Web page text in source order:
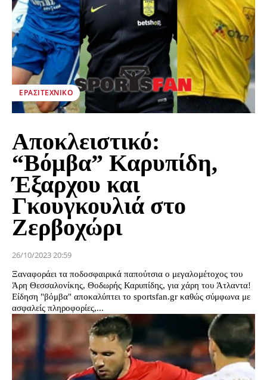
ΕΡΑΣΙΤΕΧΝΙΚΟ
Αποκλειστικό:
“Βόμβα” Καρυπίδη,
Έξαρχου και
Γκουγκουλιά στο
Ζερβοχώρι
26/10/2023 20:59
Ξαναφοράει τα ποδοσφαιρικά παπούτσια ο μεγαλομέτοχος του
Άρη Θεσσαλονίκης, Θοδωρής Καρυπίδης, για χάρη του Άτλαντα!
Είδηση "βόμβα" αποκαλύπτει το sportsfan.gr καθώς σύμφωνα με
ασφαλείς πληροφορίες,...